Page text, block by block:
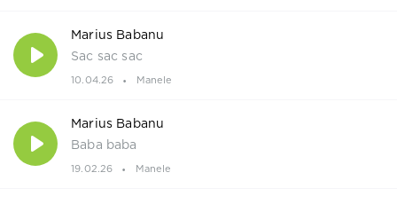
Marius Babanu
Sac sac sac
10.04.26 Manele
Marius Babanu
Baba baba
19.02.26 Manele